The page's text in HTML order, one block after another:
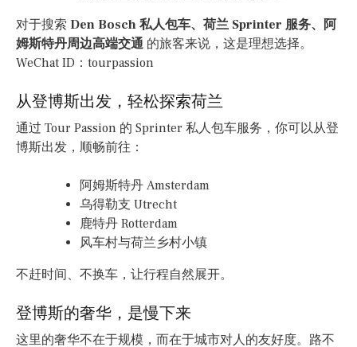
对于搜索 Den Bosch 私人包车、荷兰 Sprinter 服务、阿
姆斯特丹周边高端交通 的旅客来说，这是理想选择。
WeChat ID：tourpassion
从登博斯出发，轻松探索荷兰
通过 Tour Passion 的 Sprinter 私人包车服务，你可以从登
博斯出发，顺畅前往：
阿姆斯特丹 Amsterdam
乌得勒支 Utrecht
鹿特丹 Rotterdam
风车村与荷兰乡村小镇
不赶时间、不换车，让行程自然展开。
登博斯的奢华，是慢下来
这里的奢华不在于规模，而在于城市对人的友好度。路不